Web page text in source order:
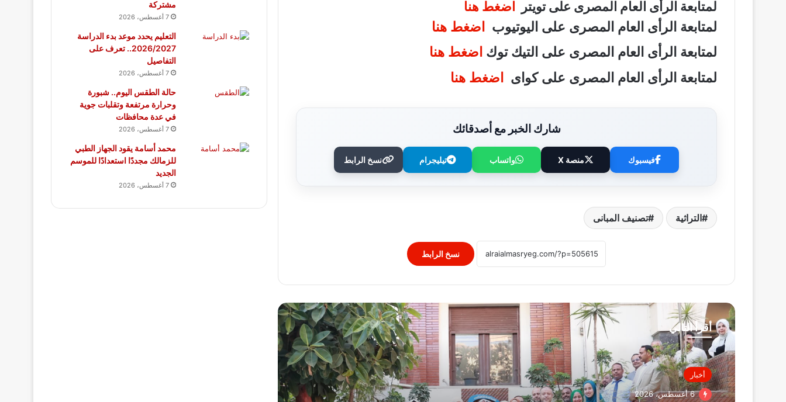
لمتابعة الرأى العام المصرى على تويتر اضغط هنا
لمتابعة الرأى العام المصرى على اليوتيوب اضغط هنا
لمتابعة الرأى العام المصرى على التيك توك اضغط هنا
لمتابعة الرأى العام المصرى على كواى اضغط هنا
شارك الخبر مع أصدقائك
فيسبوك منصة X واتساب تيليجرام نسخ الرابط
التراثية تصنيف المبانى
نسخ الرابط
أقرأ التالي
أخبار
6 أغسطس، 2026
وزير الصحة يُكرم فرق التمريض بعيادات
برنامج أبطال المشروعات الصغيرة
والمتوسطة
رئيس الوزراء يوافق على إنشاء منطقة
استثمارية داخل مشروع “البروج” بامتداد
مدينة الشروق
وزارة التعليم: عدد ساعات دراسية أكبر لمواد
شهادة البكالوريا
مشتركة
7 أغسطس، 2026
التعليم يحدد موعد بدء الدراسة
2026/2027.. تعرف على
التفاصيل
7 أغسطس، 2026
حالة الطقس اليوم.. شبورة
وحرارة مرتفعة وتقلبات جوية
في عدة محافظات
7 أغسطس، 2026
محمد أسامة يقود الجهاز الطبي
للزمالك مجددًا استعدادًا للموسم
الجديد
7 أغسطس، 2026